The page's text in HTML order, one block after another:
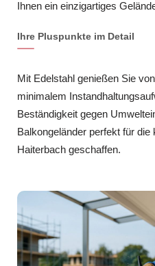
Ihnen ein einzigartiges
Ihre Pluspunkte im Detail
Mit Edelstahl genießen Sie
minimalem
Beständigkeit gegen
Balkongeländer perfekt für
Haiterbach geschaffen.